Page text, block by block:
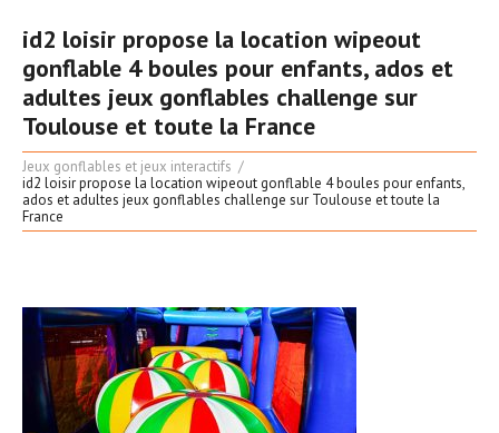
id2 loisir propose la location wipeout
gonflable 4 boules pour enfants, ados et
adultes jeux gonflables challenge sur
Toulouse et toute la France
Jeux gonflables et jeux interactifs
id2 loisir propose la location wipeout gonflable 4 boules pour enfants,
ados et adultes jeux gonflables challenge sur Toulouse et toute la
France